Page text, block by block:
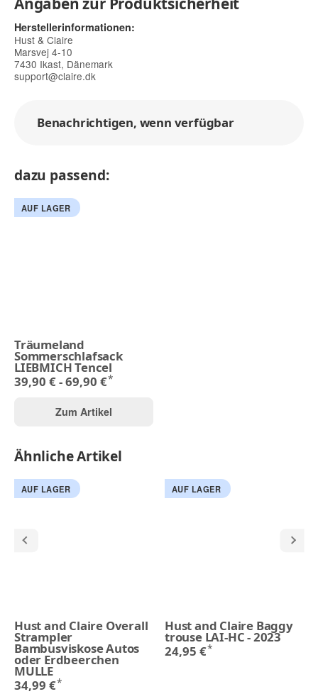
Herstellerinformationen:
Hust & Claire
Marsvej 4-10
7430 Ikast, Dänemark
support@claire.dk
Benachrichtigen, wenn verfügbar
dazu passend:
AUF LAGER
Träumeland
Sommerschlafsack
LIEBMICH Tencel
39,90 € -69,90 €*
Zum Artikel
Ähnliche Artikel
AUF LAGER
Hust and Claire Overall
Strampler
Bambusviskose Autos
oder Erdbeerchen
MULLE
34,99 €*
AUF LAGER
Hust and Claire Baggy
trouse LAI-HC - 2023
24,95 €*